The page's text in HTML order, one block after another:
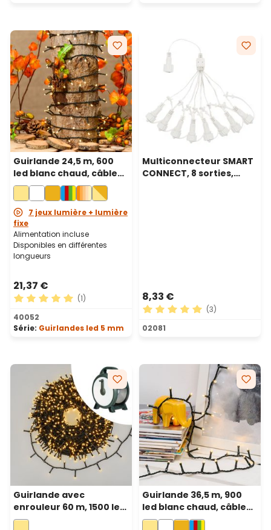
Guirlande 24,5 m, 600
led blanc chaud, câble
vert
7 jeux lumière + lumière
fixe
Alimentation incluse
Disponibles en différentes
longueurs
21,37 €
Note moyenne de 5 sur 5 étoiles
(1)
40052
Série: Guirlandes led 5 mm
Multiconnecteur SMART
CONNECT, 8 sorties,
8,33 €
Note moyenne de 5 sur 5
(3)
02081
Guirlande avec
enrouleur 60 m, 1500 led
blanc chaud, câble vert
Guirlande 36,5 m, 900
led blanc chaud, câble
vert